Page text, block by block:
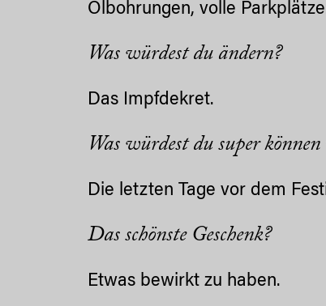
Ölbohrungen, volle
Was würdest du ändern?
Das Impfdekret.
Was würdest du super
Die letzten Tage vor dem
Das schönste Geschenk?
Etwas bewirkt zu haben.